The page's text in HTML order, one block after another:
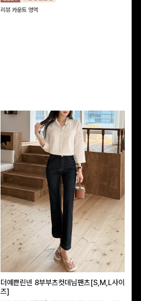
리뷰 카운트 영역
더예쁜린넨 8부부츠컷데님팬츠[S,M,L사이
즈]